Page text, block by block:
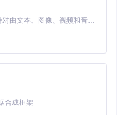
局域网内的其他节点。主节
MiniMax H3 是一个通用的全模态生成系统。它支持对由文本、图像、视频和音频组成的多模态上下文进行统一理解，并能生成分辨率高达 2K、时长可达 15 秒的带原生立体声音频的视频。得益于面向任务泛化的系统设计，H3 在预训练阶段就已具备广泛的多模态上下文理解与生成能力，能够出色地执行复杂的多模态指令。
合成框架